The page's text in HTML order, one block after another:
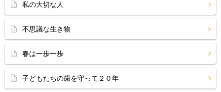
私の大切な人
不思議な生き物
春は一歩一歩
子どもたちの歯を守って２０年